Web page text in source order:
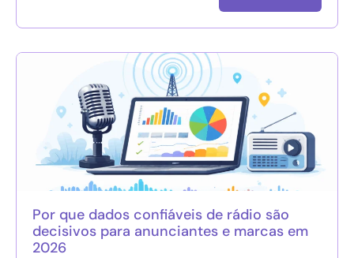
Por que dados confiáveis de rádio são
decisivos para anunciantes e marcas em
2026